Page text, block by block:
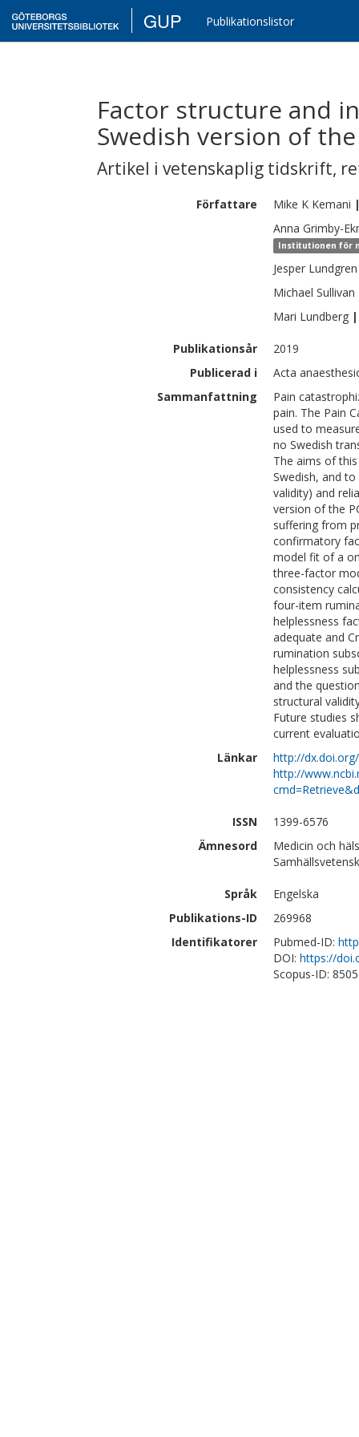
GUP Publikationslistor
Factor structure and
Swedish version of
Artikel i vetenskaplig tidskrift,
Författare Mike K Kemani
Anna Grimby-
Institutionen för
Jesper Lundgren
Michael Sullivan
Mari Lundberg |
Publikationsår
2019
Publicerad i
Acta
Sammanfattning
Pain
pain. The Pain
used to
no Swedish
The aims of
Swedish, and
validity) and
version of the
suffering from
confirmatory
model fit of a
three-factor
consistency
four-item
helplessness
adequate and
rumination
helplessness
and the
structural
Future studies
current
Länkar
http://
http://
ISSN
1399-6576
Ämnesord
Medicin och
Språk
Engelska
Publikations-ID
269968
Identifikatorer
Pubmed-ID:
DOI: https://
Scopus-ID: